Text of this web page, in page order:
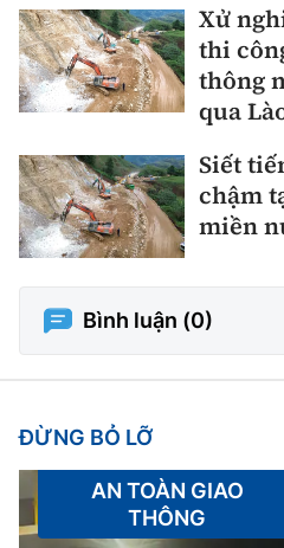
Xử
thi
thông
qua
Siết
chậm
miền
Bình luận (0)
ĐỪNG BỎ LỠ
AN TOÀN GIAO
THÔNG